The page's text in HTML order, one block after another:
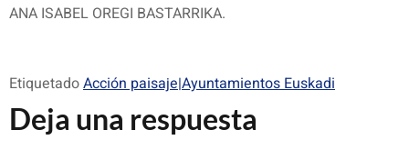
ANA ISABEL OREGI BASTARRIKA.
EtiquetadoAcción paisaje|Ayuntamientos Euskadi
Deja una respuesta